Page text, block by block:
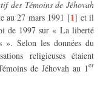
des Témoins de Jéhovah
au 27 mars 1991 [1] et il
de 1997 sur « La liberté
». Selon les données du
religieuses étaient
de Jéhovah au 1er